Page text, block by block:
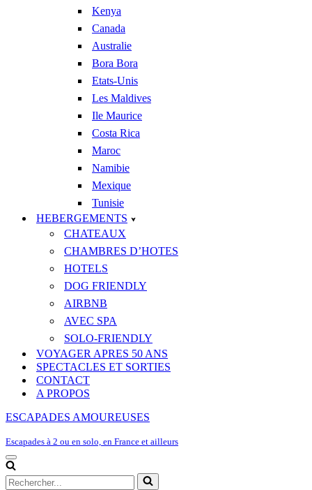
Kenya
Canada
Australie
Bora Bora
Etats-Unis
Les Maldives
Ile Maurice
Costa Rica
Maroc
Namibie
Mexique
Tunisie
HEBERGEMENTS
CHATEAUX
CHAMBRES D’HOTES
HOTELS
DOG FRIENDLY
AIRBNB
AVEC SPA
SOLO-FRIENDLY
VOYAGER APRES 50 ANS
SPECTACLES ET SORTIES
CONTACT
A PROPOS
ESCAPADES AMOUREUSES
Escapades à 2 ou en solo, en France et ailleurs
Menu
de
navigation
Rechercher...